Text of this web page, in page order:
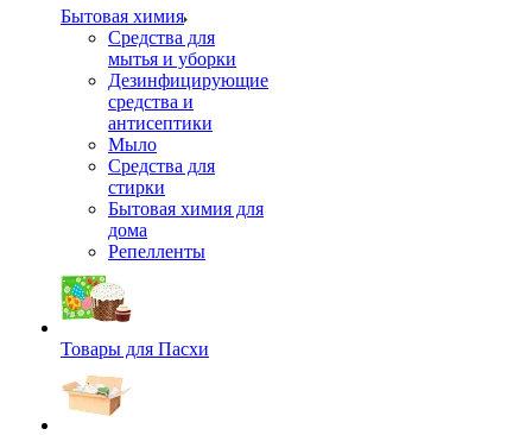
Бытовая химия
Средства для
мытья и уборки
Дезинфицирующие
средства и
антисептики
Мыло
Средства для
стирки
Бытовая химия для
дома
Репелленты
Товары для Пасхи